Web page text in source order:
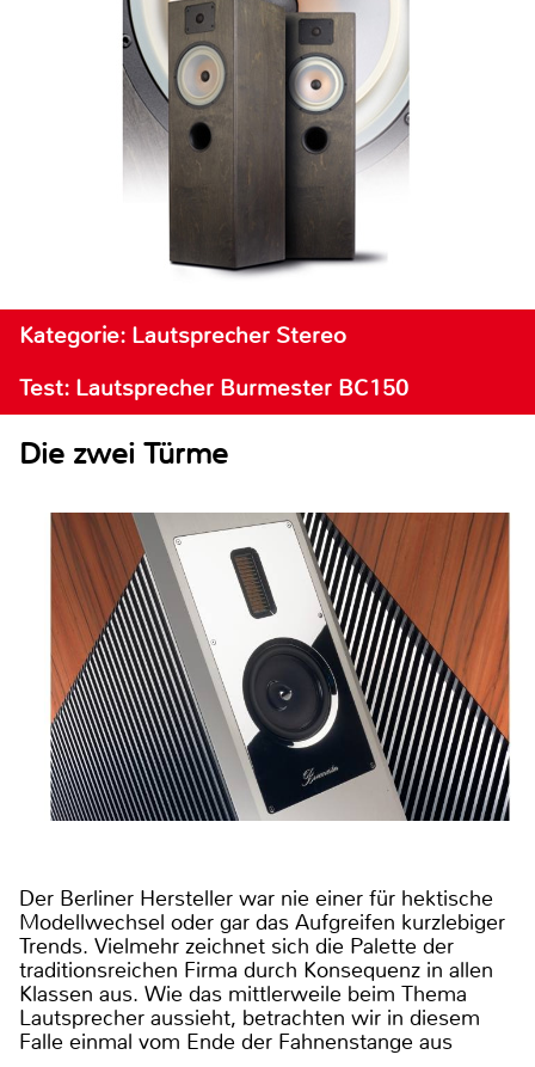
Kategorie: Lautsprecher Stereo
Test: Lautsprecher Burmester BC150
Die zwei Türme
Der Berliner Hersteller war nie einer für hektische
Modellwechsel oder gar das Aufgreifen kurzlebiger
Trends. Vielmehr zeichnet sich die Palette der
traditionsreichen Firma durch Konsequenz in allen
Klassen aus. Wie das mittlerweile beim Thema
Lautsprecher aussieht, betrachten wir in diesem
Falle einmal vom Ende der Fahnenstange aus